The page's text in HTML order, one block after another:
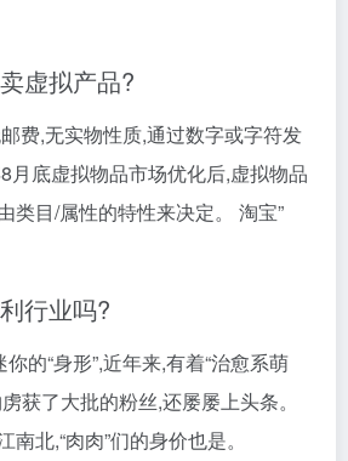
虚拟产品?
费,无实物性质,通过数字或字符发
月底虚拟物品市场优化后,虚拟物品
类目/属性的特性来决定。 淘宝”
行业吗?
你的“身形”,近年来,有着“治愈系萌
获了大批的粉丝,还屡屡上头条。
北,“肉肉”们的身价也是。